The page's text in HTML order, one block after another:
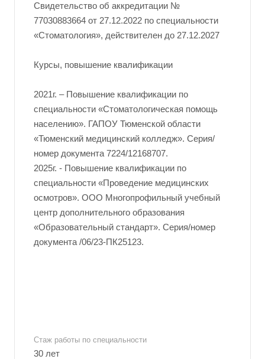
Свидетельство об аккредитации №
77030883664 от 27.12.2022 по специальности
«Стоматология», действителен до 27.12.2027
Курсы, повышение квалификации
2021г. – Повышение квалификации по
специальности «Стоматологическая помощь
населению». ГАПОУ Тюменской области
«Тюменский медицинский колледж». Серия/
номер документа 7224/12168707.
2025г. - Повышение квалификации по
специальности «Проведение медицинских
осмотров». ООО Многопрофильный учебный
центр дополнительного образования
«Образовательный стандарт». Серия/номер
документа /06/23-ПК25123.
Стаж работы по специальности
30 лет